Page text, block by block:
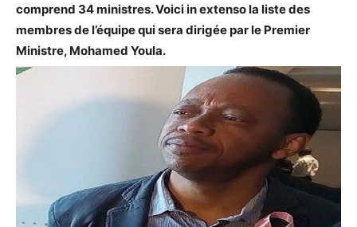
comprend 34 ministres. Voici in extenso la liste des
membres de l’équipe qui sera dirigée par le Premier
Ministre, Mohamed Youla.